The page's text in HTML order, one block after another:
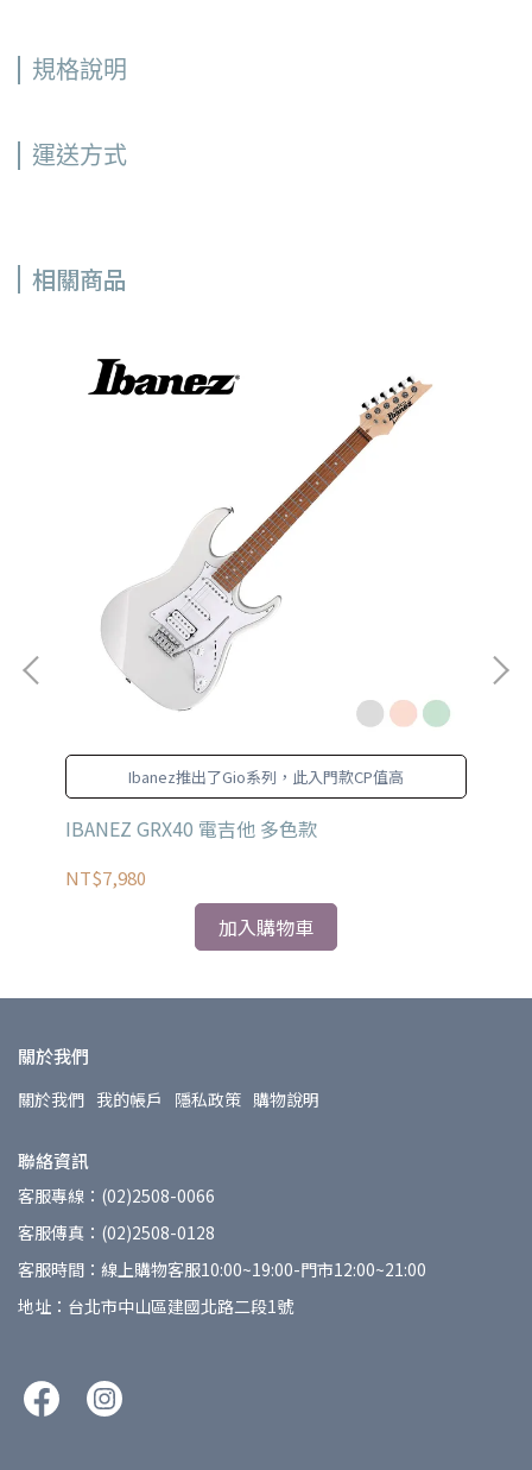
規格說明
運送方式
相關商品
Ibanez推出了Gio系列，此入門款CP值高
IBANEZ GRX40 電吉他 多色款
NT$7,980
加入購物車
關於我們
關於我們 我的帳戶 隱私政策 購物說明
聯絡資訊
客服專線：(02)2508-0066
客服傳真：(02)2508-0128
客服時間：線上購物客服10:00~19:00-門市12:00~21:00
地址：台北市中山區建國北路二段1號